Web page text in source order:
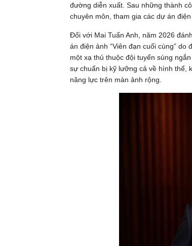
đường diễn xuất. Sau những thành
chuyên môn, tham gia các dự án
Đối với Mai Tuấn Anh, năm 2026
án điện ảnh “Viên đạn cuối cùng”
một xạ thủ thuộc đội tuyển súng
sự chuẩn bị kỹ lưỡng cả về hình thể,
năng lực trên màn ảnh rộng.